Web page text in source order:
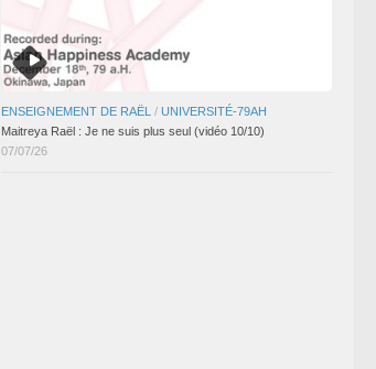
ENSEIGNEMENT DE RAËL / UNIVERSITÉ-79AH
Maitreya Raël : Je ne suis plus seul (vidéo 10/10)
07/07/26